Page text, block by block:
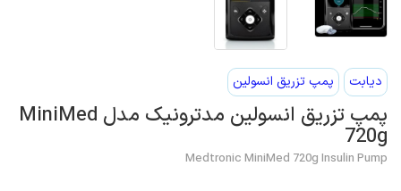
دیابت پمپ تزریق انسولین
پمپ تزریق انسولین مدترونیک مدل MiniMed
720g
Medtronic MiniMed 720g Insulin Pump